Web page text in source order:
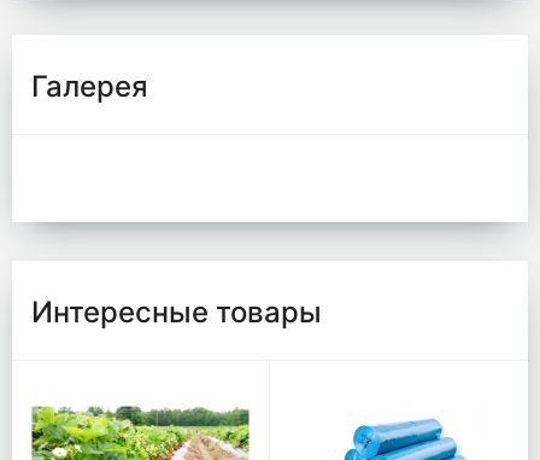
Галерея
Интересные товары